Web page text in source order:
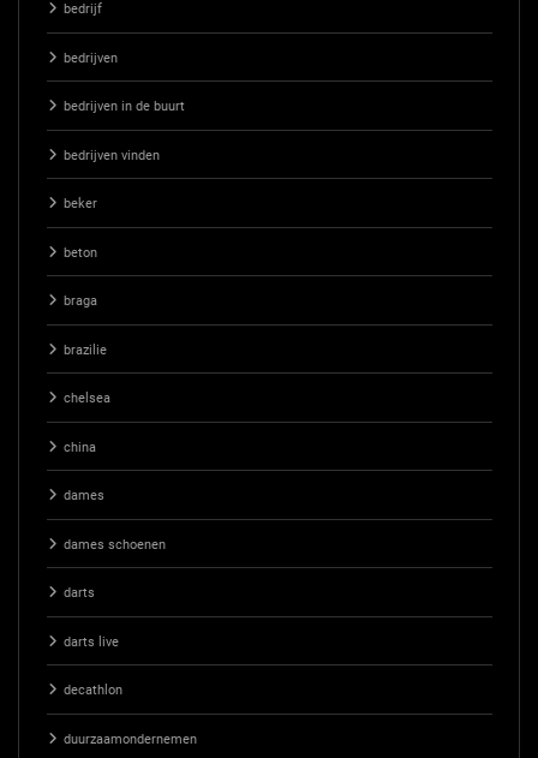
bedrijf
bedrijven
bedrijven in de buurt
bedrijven vinden
beker
beton
braga
brazilie
chelsea
china
dames
dames schoenen
darts
darts live
decathlon
duurzaamondernemen